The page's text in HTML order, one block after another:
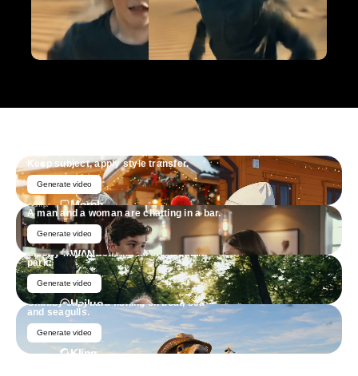
Morph
Prompt
Keep subject, apply style transfer.
Generate video
WAN
Prompt
A man and a woman are chatting in a bar.
Generate video
Hailuo
Prompt
Elderly man practicing tai chi in sunlit
park.
Generate video
Kling
Prompt
Chubby capybara fishing on boat, sea
and seagulls.
Generate video